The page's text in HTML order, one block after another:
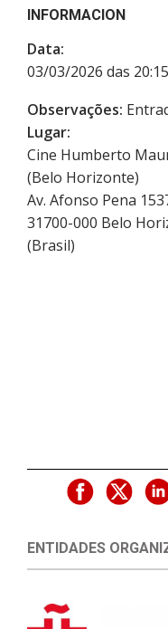
INFORMACION
Data:
03/03/2026 das
Observações:
Lugar:
Cine Humberto
(Belo Horizonte)
Av. Afonso Pena
31700-000 Belo
(Brasil)
ENTIDADES